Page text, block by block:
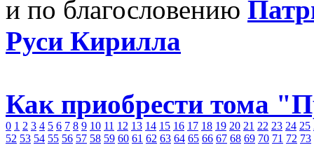
и по благословению
Руси Кирилла
Как приобрести тома
0 1 2 3 4 5 6 7 8 9 10 11 12 13 14 15 16 17 18 19 20 21 22 23 24 25
52 53 54 55 56 57 58 59 60 61 62 63 64 65 66 67 68 69 70 71 72 73